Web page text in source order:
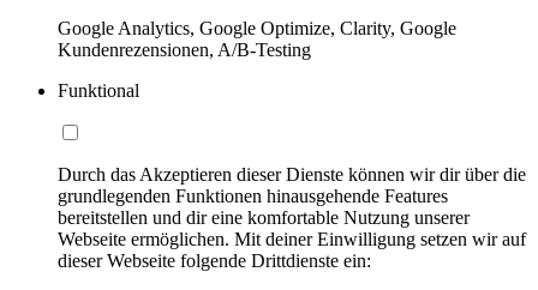
Google Analytics, Google Optimize, Clarity, Google
Kundenrezensionen, A/B-Testing
Funktional
Durch das Akzeptieren dieser Dienste können wir dir über die
grundlegenden Funktionen hinausgehende Features
bereitstellen und dir eine komfortable Nutzung unserer
Webseite ermöglichen. Mit deiner Einwilligung setzen wir auf
dieser Webseite folgende Drittdienste ein: